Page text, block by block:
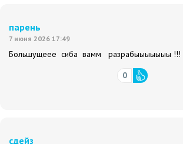
парень
7 июня 2026 17:49
Большущеее сиба вамм разрабыыыыыыы !!!
0
сдейз